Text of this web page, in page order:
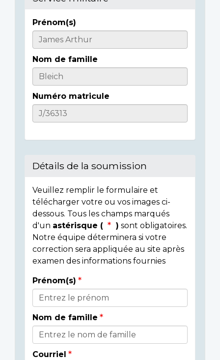
Casualty
Details
Prénom(s)
Nom de famille
Numéro matricule
Détails de la soumission
Veuillez remplir le formulaire et
télécharger votre ou vos images ci-
dessous. Tous les champs marqués
d'un astérisque ( ) sont obligatoires.
Notre équipe déterminera si votre
correction sera appliquée au site après
examen des informations fournies
Donor
Details
Prénom(s)
Nom de famille
Courriel